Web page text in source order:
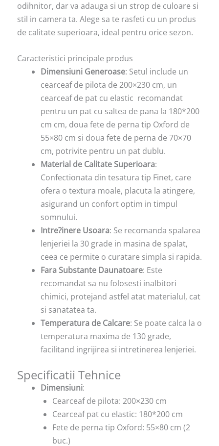
odihnitor, dar va adauga si un strop de culoare si
stil in camera ta. Alege sa te rasfeti cu un produs
de calitate superioara, ideal pentru orice sezon.
Caracteristici principale produs
Dimensiuni Generoase: Setul include un
cearceaf de pilota de 200×230 cm, un
cearceaf de pat cu elastic recomandat
pentru un pat cu saltea de pana la 180*200
cm cm, doua fete de perna tip Oxford de
55×80 cm si doua fete de perna de 70×70
cm, potrivite pentru un pat dublu.
Material de Calitate Superioara:
Confectionata din tesatura tip Finet, care
ofera o textura moale, placuta la atingere,
asigurand un confort optim in timpul
somnului.
Intre?inere Usoara: Se recomanda spalarea
lenjeriei la 30 grade in masina de spalat,
ceea ce permite o curatare simpla si rapida.
Fara Substante Daunatoare: Este
recomandat sa nu folosesti inalbitori
chimici, protejand astfel atat materialul, cat
si sanatatea ta.
Temperatura de Calcare: Se poate calca la o
temperatura maxima de 130 grade,
facilitand ingrijirea si intretinerea lenjeriei.
Specificatii Tehnice
Dimensiuni:
Cearceaf de pilota: 200×230 cm
Cearceaf pat cu elastic: 180*200 cm
Fete de perna tip Oxford: 55×80 cm (2
buc.)